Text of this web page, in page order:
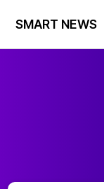
SMART NEWS